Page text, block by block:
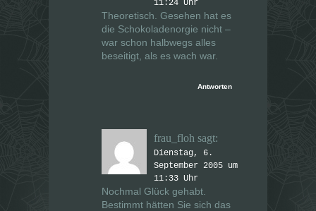
11:24 Uhr
Theoretisch. Gesehen hat es
die Schokoladenorgie nicht –
war schon halbwegs alles
beseitigt, als es wach war.
Antworten
frau_floh sagt:
Dienstag, 6.
September 2005 um
11:33 Uhr
Nochmal Glück gehabt.
Bestimmt hätten Sie sich das